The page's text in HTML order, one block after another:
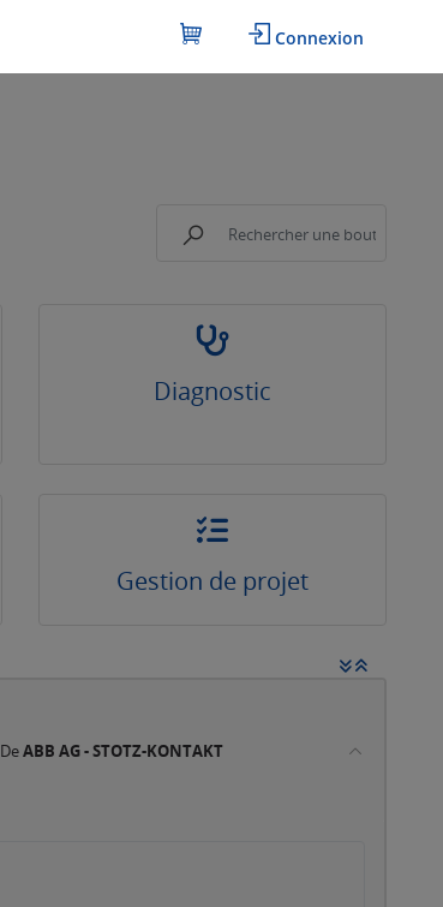
Connexion
Diagnostic
Gestion de projet
DeABB AG - STOTZ-KONTAKT